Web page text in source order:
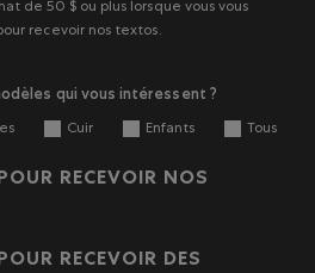
de 50 $ ou plus lorsque vous vous
recevoir nos textos.
qui vous intéressent ?
Cuir Enfants Tous
RECEVOIR NOS
RECEVOIR DES